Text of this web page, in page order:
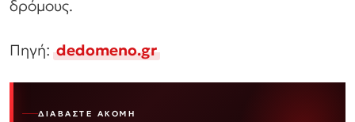
δρόμους.
Πηγή:dedomeno.gr
ΔΙΑΒΆΣΤΕ ΑΚΌΜΗ